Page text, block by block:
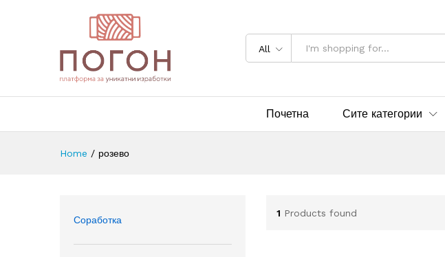
All
Почетна Сите категории
Home / розево
1 Products found
Соработка